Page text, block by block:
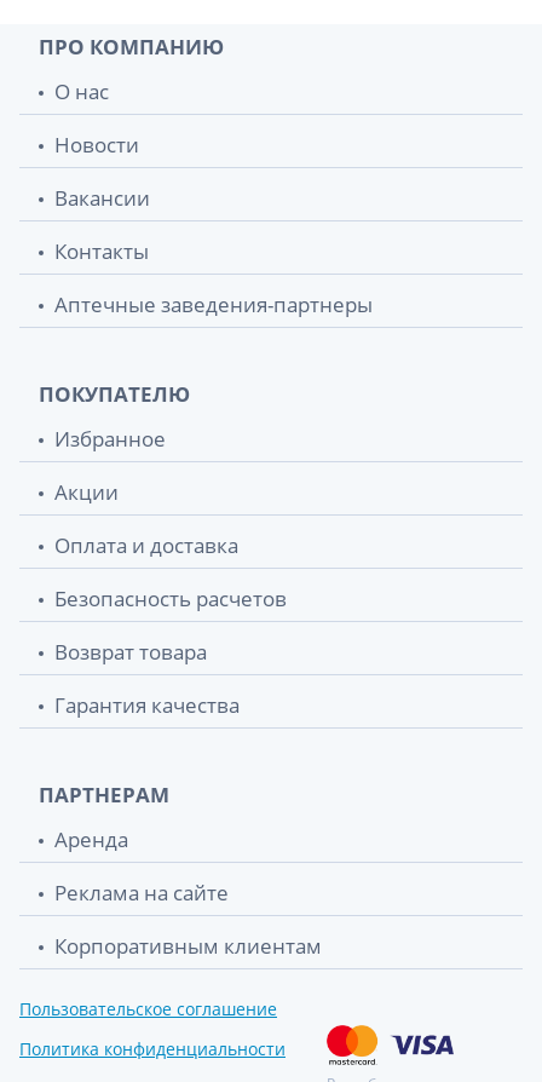
ПРО КОМПАНИЮ
О нас
Новости
Вакансии
Контакты
Аптечные заведения-партнеры
ПОКУПАТЕЛЮ
Избранное
Акции
Оплата и доставка
Безопасность расчетов
Возврат товара
Гарантия качества
ПАРТНЕРАМ
Аренда
Реклама на сайте
Корпоративным клиентам
Пользовательское соглашение
Политика конфиденциальности